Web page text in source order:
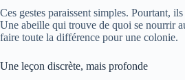
Ces gestes paraissent simples. Pourtant,
Une abeille qui trouve de quoi se nourrir
faire toute la différence pour une colonie.
Une leçon discrète, mais profonde